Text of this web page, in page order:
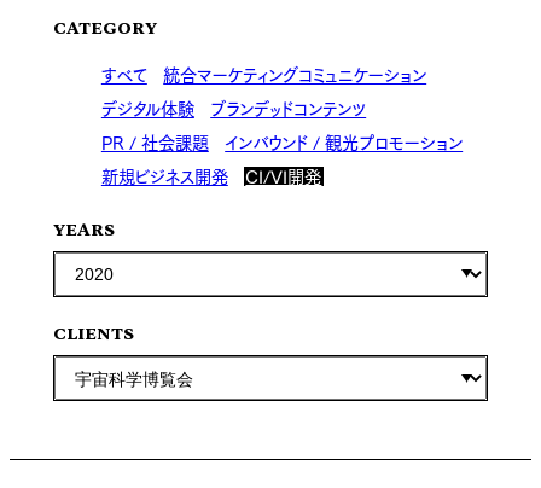
CATEGORY
すべて 統合マーケティングコミュニケーション
デジタル体験
ブランデッドコンテンツ
PR / 社会課題 インバウンド / 観光プロモーション
新規ビジネス開発
CI/VI開発
YEARS
CLIENTS